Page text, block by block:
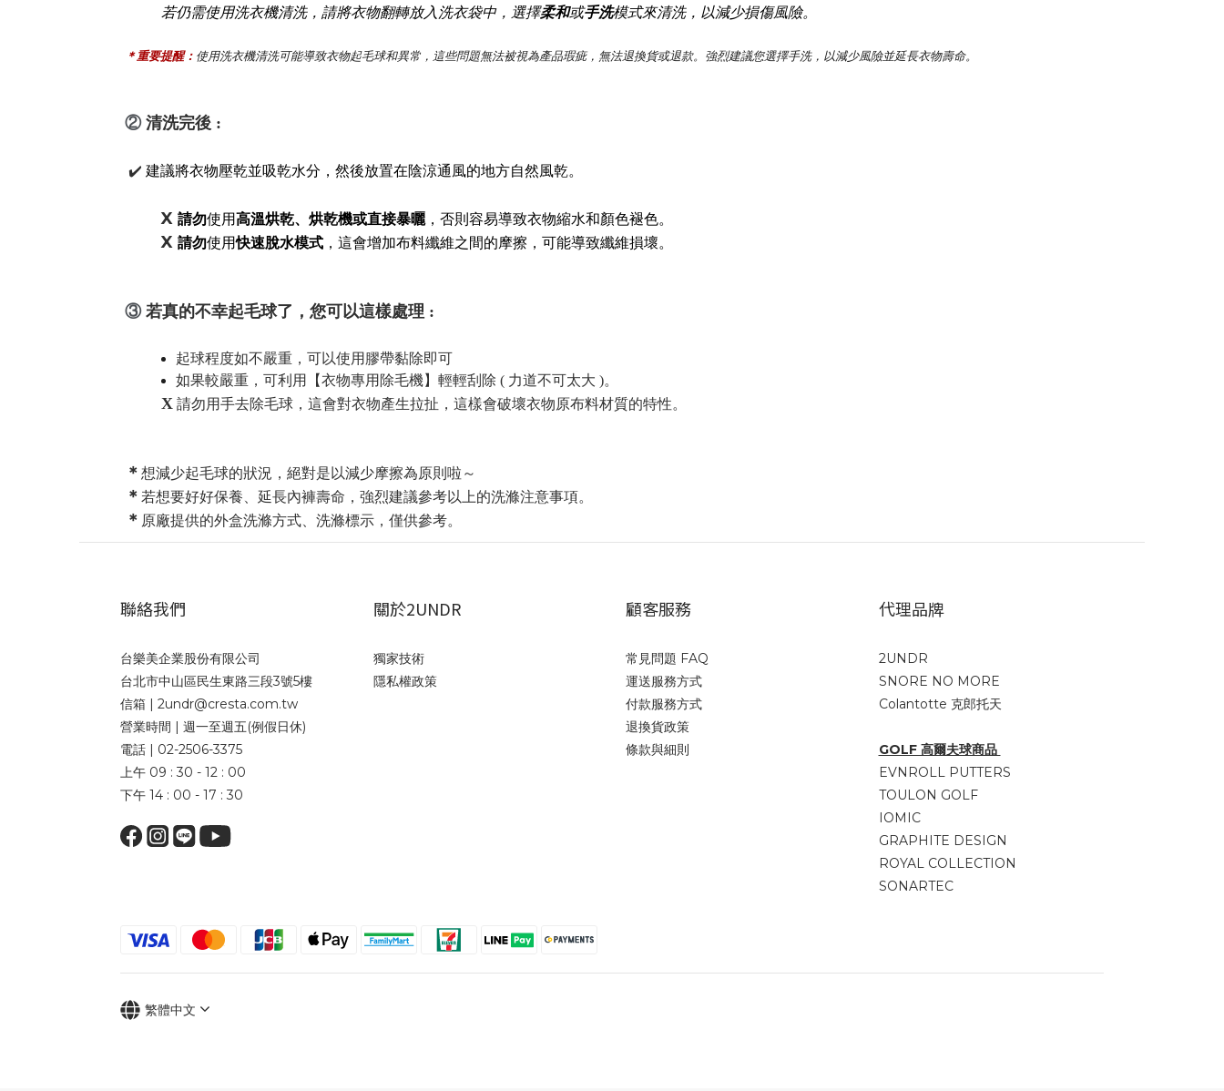
若仍需使用洗衣機清洗，請將衣物翻轉放入洗衣袋中，選擇柔和或手洗模式來清洗，以減少損傷風險。
＊重要提醒： 使用洗衣機清洗可能導致衣物起毛球和異常，這些問題無法被視為產品瑕疵，無法退換貨或退款。強烈建議您選擇手洗，以減少風險並延長衣物壽命。
② 清洗完後 :
✔️ 建議將衣物壓乾並吸乾水分，然後放置在陰涼通風的地方自然風乾。
X 請勿使用高溫烘乾、烘乾機或直接暴曬，否則容易導致衣物縮水和顏色褪色。
X 請勿使用快速脫水模式 ，這會增加布料纖維之間的摩擦，可能導致纖維損壞。
③若真的不幸起毛球了，您可以這樣處理 :
起球程度如不嚴重 ，可以使用膠帶黏除即可
如果較嚴重 ， 可利用 【衣物專用 除毛機】 輕輕刮除 ( 力道不可太大 )。
X 請勿用手去除毛球，這會對衣物產生拉扯， 這樣會破壞衣物原布料材質的特性。
＊ 想減少起毛球的狀況， 絕對是以減少摩擦為原則 啦 ～
＊ 若想要好好保養、延長內褲壽命，強烈建議參考以上的洗滌注意事項。
＊ 原廠提供的外盒洗滌方式、洗滌標示，僅供參考。
聯絡我們
台樂美企業股份有限公司
台北市中山區民生東路三段3號5樓
信箱 | 2undr@cresta.com.tw
營業時間 | 週一至週五(例假日休)
電話 | 02-2506-3375
上午 09 : 30 - 12 : 00
下午 14 : 00 - 17 : 30
關於2UNDR
獨家技術
隱私權政策
顧客服務
常見問題 FAQ
運送服務方式
付款服務方式
退換貨政策
條款與細則
代理品牌
2UNDR
SNORE NO MORE
Colantotte 克郎托天
GOLF 高爾夫球商品
EVNROLL PUTTERS
TOULON GOLF
IOMIC
GRAPHITE DESIGN
ROYAL COLLECTION
SONARTEC
繁體中文